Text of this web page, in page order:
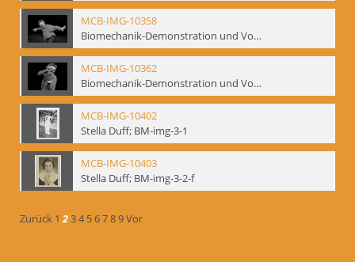
MCB-IMG-10358
Biomechanik-Demonstration und Vortrag, Berliner Ensemble, 04.10.1991
MCB-IMG-10362
Biomechanik-Demonstration und Vortrag, Berliner Ensemble, 04.10.1991
MCB-IMG-10402
Stella Duff; BM-img-3-1
MCB-IMG-10403
Stella Duff; BM-img-3-2-f
Zurück 1 234 56789Vor